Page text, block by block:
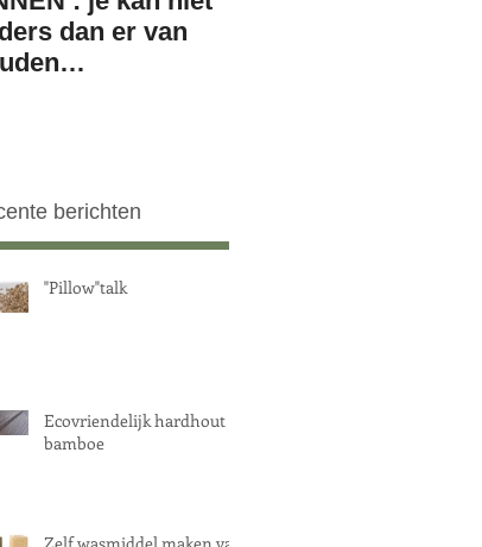
dan er van
berichten
"Pillow"talk
Ecovriendelijk hardhout =
bamboe